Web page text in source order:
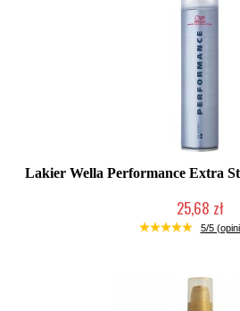
Lakier Wella Performance Extra
25,68 zł
Duża ilość (wysyłka w
5/5